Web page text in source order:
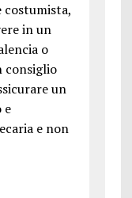
in un
o
consiglio
un
e
e non